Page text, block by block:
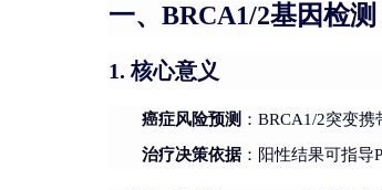
一、BRCA1/2基因检
1. 核心意义
癌症风险预测 ：BRCA1/2突变
治疗决策依据 ：阳性结果可指导